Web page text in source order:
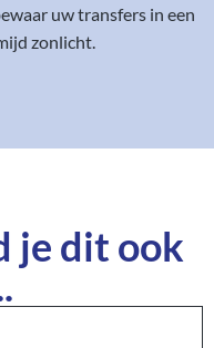
uw transfers in een
zonlicht.
je dit ook